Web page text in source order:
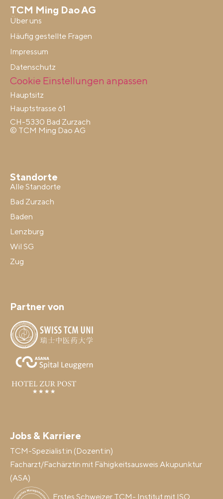
TCM Ming Dao AG
Über uns
Häufig gestellte Fragen
Impressum
Datenschutz
Cookie Einstellungen anpassen
Hauptsitz
Hauptstrasse 61
CH-5330 Bad Zurzach
© TCM Ming Dao AG
Standorte
Alle Standorte
Bad Zurzach
Baden
Lenzburg
Wil SG
Zug
Partner von
Jobs & Karriere
TCM-Spezialist:in (Dozent:in)
Facharzt/Fachärztin mit Fähigkeitsausweis Akupunktur
(ASA)
Erstes Schweizer TCM- Institut mit ISO